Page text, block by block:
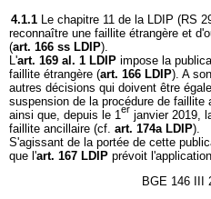
4.1.1 Le chapitre 11 de la LDIP (RS
reconnaître une faillite étrangère et
(art. 166 ss LDIP).
L'art. 169 al. 1 LDIP impose la
faillite étrangère (art. 166 LDIP). A
autres décisions qui doivent être
suspension de la procédure de
ainsi que, depuis le 1er janvier 2019,
faillite ancillaire (cf. art. 174a LDIP).
S'agissant de la portée de cette
que l'art. 167 LDIP prévoit
BGE 146 III